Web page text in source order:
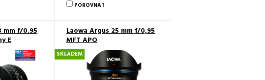
POROVNAT
mm f/0.95
E
Laowa Argus 25 mm f/0,95
MFT APO
SKLADEM